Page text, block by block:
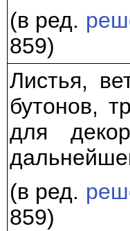
(в ред.
859)
Листья,
бутонов,
для
(в ред.
859)